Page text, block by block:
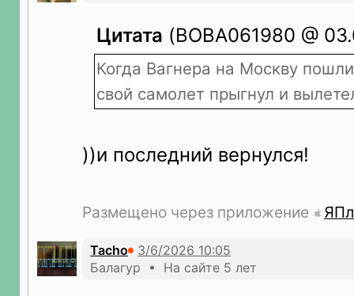
Цитата (BOBA061980 @
Когда Вагнера на Москву
свой самолет прыгнул и
))и последний вернулся!
Размещено через приложение
Tacho
Балагур • На сайте 5 лет